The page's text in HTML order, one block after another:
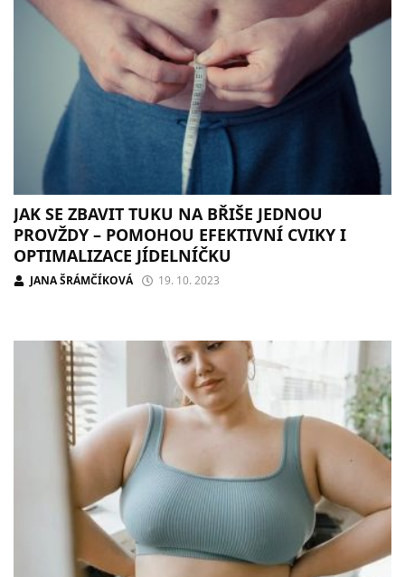
JAK SE ZBAVIT TUKU NA BŘIŠE JEDNOU
PROVŽDY – POMOHOU EFEKTIVNÍ CVIKY I
OPTIMALIZACE JÍDELNÍČKU
JANA ŠRÁMČÍKOVÁ 19. 10. 2023